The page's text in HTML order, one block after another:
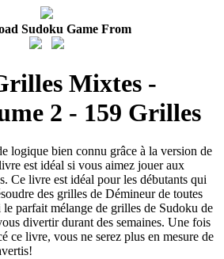
Sudoku Game From
Mixtes -
2 - 159 Grilles
logique bien connu grâce à la version de
est idéal si vous aimez jouer aux
Ce livre est idéal pour les débutants qui
des grilles de Démineur de toutes
parfait mélange de grilles de Sudoku de
divertir durant des semaines. Une fois
ce livre, vous ne serez plus en mesure de